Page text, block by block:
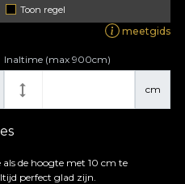
Toon regel
meetgids
cm
Inaltime (max 900cm)
de hoogte met 10 cm te
perfect glad zijn.